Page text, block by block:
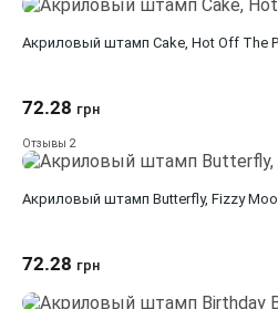
Акриловый штамп Cake, Hot Off The
72.28 грн
Отзывы 2
Акриловый штамп Butterfly, Fizzy
72.28 грн